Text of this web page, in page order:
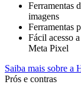
Ferramentas
imagens
Ferramentas
Fácil acesso
Meta Pixel
Saiba mais sobre a
Prós e contras